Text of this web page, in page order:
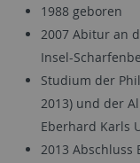
1988 geboren
2007 Abitur an
Insel-
Studium der
2013) und der
Eberhard Karls
2013